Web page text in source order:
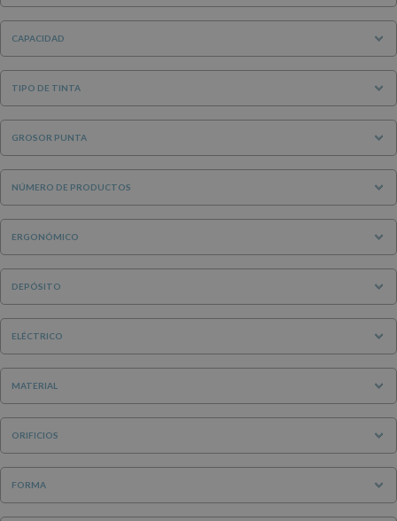
CAPACIDAD
TIPO DE TINTA
GROSOR PUNTA
NÚMERO DE PRODUCTOS
ERGONÓMICO
DEPÓSITO
ELÉCTRICO
MATERIAL
ORIFICIOS
FORMA